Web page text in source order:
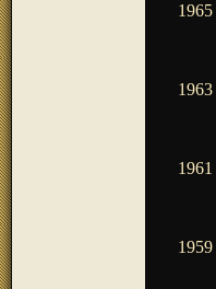
1965
1963
1961
1959